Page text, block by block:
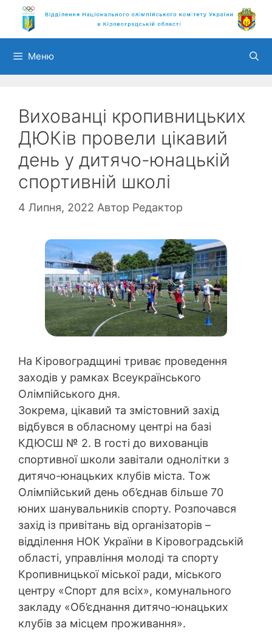
Перейти
вмісту
Меню
Вихованці кропивницьких
ДЮКів провели цікавий
день у дитячо-юнацькій
спортивній школі
4 Липня, 2022 Автор Редактор
На Кіровоградщині триває проведення
заходів у рамках Всеукраїнського
Олімпійського дня.
Зокрема, цікавий та змістовний захід
відбувся в обласному центрі на базі
КДЮСШ № 2. В гості до вихованців
спортивної школи завітали однолітки з
дитячо-юнацьких клубів міста. Тож
Олімпійський день об’єднав більше 70
юних шанувальників спорту. Розпочався
захід із привітань від організаторів –
відділення НОК України в Кіровоградській
області, управління молоді та спорту
Кропивницької міської ради, міського
центру «Спорт для всіх», комунального
закладу «Об’єднання дитячо-юнацьких
клубів за місцем проживання».